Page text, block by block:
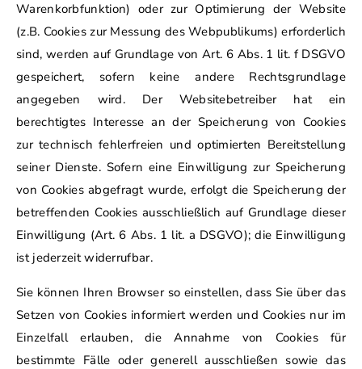
Warenkorbfunktion) oder zur Optimierung der Website
(z.B. Cookies zur Messung des Webpublikums) erforderlich
sind, werden auf Grundlage von Art. 6 Abs. 1 lit. f DSGVO
gespeichert, sofern keine andere Rechtsgrundlage
angegeben wird. Der Websitebetreiber hat ein
berechtigtes Interesse an der Speicherung von Cookies
zur technisch fehlerfreien und optimierten Bereitstellung
seiner Dienste. Sofern eine Einwilligung zur Speicherung
von Cookies abgefragt wurde, erfolgt die Speicherung der
betreffenden Cookies ausschließlich auf Grundlage dieser
Einwilligung (Art. 6 Abs. 1 lit. a DSGVO); die Einwilligung
ist jederzeit widerrufbar.
Sie können Ihren Browser so einstellen, dass Sie über das
Setzen von Cookies informiert werden und Cookies nur im
Einzelfall erlauben, die Annahme von Cookies für
bestimmte Fälle oder generell ausschließen sowie das